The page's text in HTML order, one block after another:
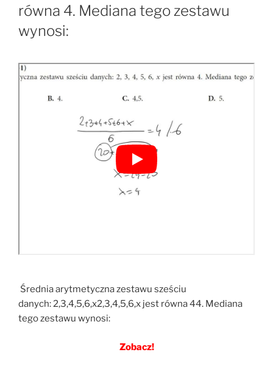
równa 4. Mediana tego zestawu
wynosi:
Średnia arytmetyczna zestawu sześciu
danych: 2,3,4,5,6,x2,3,4,5,6,x jest równa 44. Mediana
tego zestawu wynosi:
Zobacz!